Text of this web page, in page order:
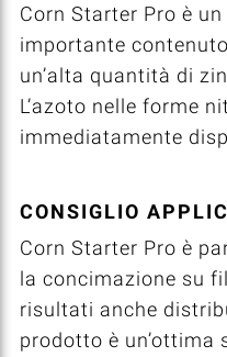
Corn Starter Pro è
importante
un’alta quantità di
L’azoto nelle forme
immediatamente
CONSIGLIO
Corn Starter Pro è
la concimazione su
risultati anche
prodotto è un’ottima